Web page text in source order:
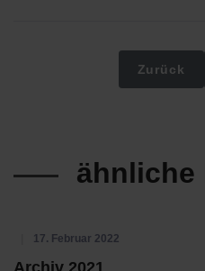
Zurück
ähnliche
17. Februar 2022
Archiv 2021